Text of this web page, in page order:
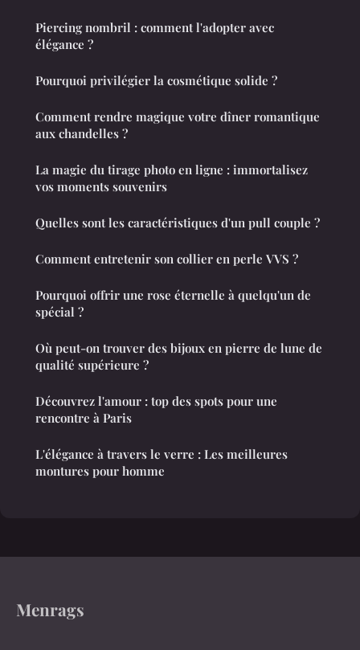
Piercing nombril : comment l'adopter avec
élégance ?
Pourquoi privilégier la cosmétique solide ?
Comment rendre magique votre dîner romantique
aux chandelles ?
La magie du tirage photo en ligne : immortalisez
vos moments souvenirs
Quelles sont les caractéristiques d'un pull couple ?
Comment entretenir son collier en perle VVS ?
Pourquoi offrir une rose éternelle à quelqu'un de
spécial ?
Où peut-on trouver des bijoux en pierre de lune de
qualité supérieure ?
Découvrez l'amour : top des spots pour une
rencontre à Paris
L'élégance à travers le verre : Les meilleures
montures pour homme
Menrags